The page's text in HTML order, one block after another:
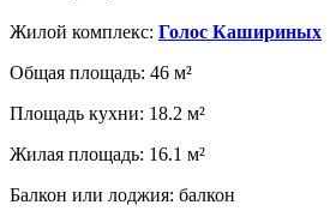
Жилой комплекс: Голос Кашириных
Общая площадь: 46 м²
Площадь кухни: 18.2 м²
Жилая площадь: 16.1 м²
Балкон или лоджия: балкон